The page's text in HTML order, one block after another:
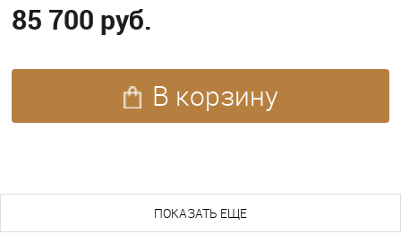
85 700 руб.
В корзину
ПОКАЗАТЬ ЕЩЕ